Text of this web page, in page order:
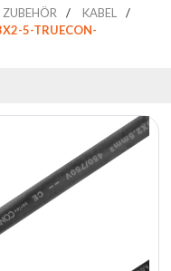
ZUBEHÖR
KABEL
5-TRUECON-